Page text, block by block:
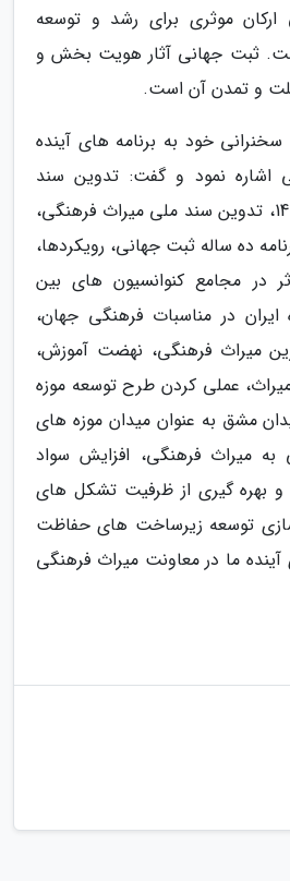
موثری برای رشد و توسعه
ثبت جهانی آثار هویت بخش و
و تمدن آن است.
خود به برنامه های آینده
اشاره نمود و گفت: تدوین سند
منظره 10 ساله در افق 1412، تدوین سند ملی میراث فرهنگی،
ده ساله ثبت جهانی، رویکردها،
در مجامع کنوانسیون های بین
ایران در مناسبات فرهنگی جهان،
میراث فرهنگی، نهضت آموزش،
عملی کردن طرح توسعه موزه
مشق به عنوان میدان موزه های
میراث فرهنگی، افزایش سواد
و بهره گیری از ظرفیت تشکل های
توسعه زیرساخت های حفاظت
ما در معاونت میراث فرهنگی